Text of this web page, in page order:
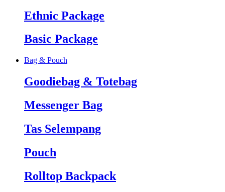
Ethnic Package
Basic Package
Bag & Pouch
Goodiebag & Totebag
Messenger Bag
Tas Selempang
Pouch
Rolltop Backpack